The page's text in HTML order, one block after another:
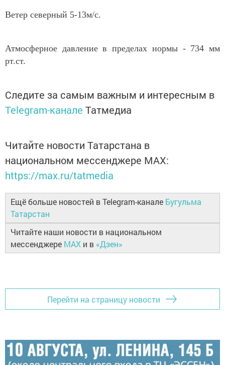
Ветер северный 5-13м/с.
Атмосферное давление в пределах нормы - 734 мм
рт.ст.
Следите за самым важным и интересным в
Telegram-канале Татмедиа
Читайте новости Татарстана в
национальном мессенджере MАХ:
https://max.ru/tatmedia
Ещё больше новостей в Telegram-канале Бугульма
Татарстан
Читайте наши новости в национальном
мессенджере MAX и в «Дзен»
Перейти на страницу новости